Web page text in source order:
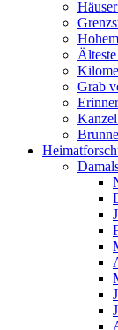
Grab